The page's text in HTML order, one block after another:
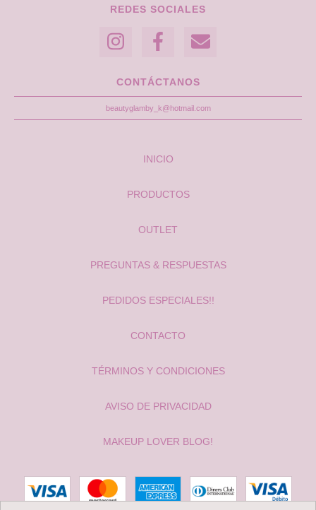
REDES SOCIALES
CONTÁCTANOS
beautyglamby_k@hotmail.com
INICIO
PRODUCTOS
OUTLET
PREGUNTAS & RESPUESTAS
PEDIDOS ESPECIALES!!
CONTACTO
TÉRMINOS Y CONDICIONES
AVISO DE PRIVACIDAD
MAKEUP LOVER BLOG!